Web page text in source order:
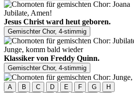
Jubilate, Amen!
Jesus Christ ward heut geboren.
Gemischter Chor, 4-stimmig
Junge, komm bald wieder
Klassiker von Freddy Quinn.
Gemischter Chor, 4-stimmig
A B C D E F G
H